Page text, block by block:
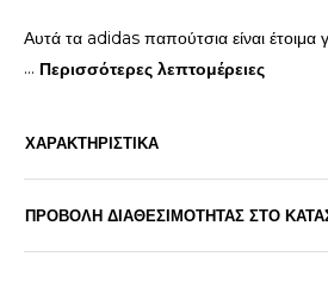
Αυτά τα adidas παπούτσια είναι έτοιμα
... Περισσότερες λεπτομέρειες
ΧΑΡΑΚΤΗΡΙΣΤΙΚΑ
ΠΡΟΒΟΛΗ ΔΙΑΘΕΣΙΜΟΤΗΤΑΣ ΣΤΟ